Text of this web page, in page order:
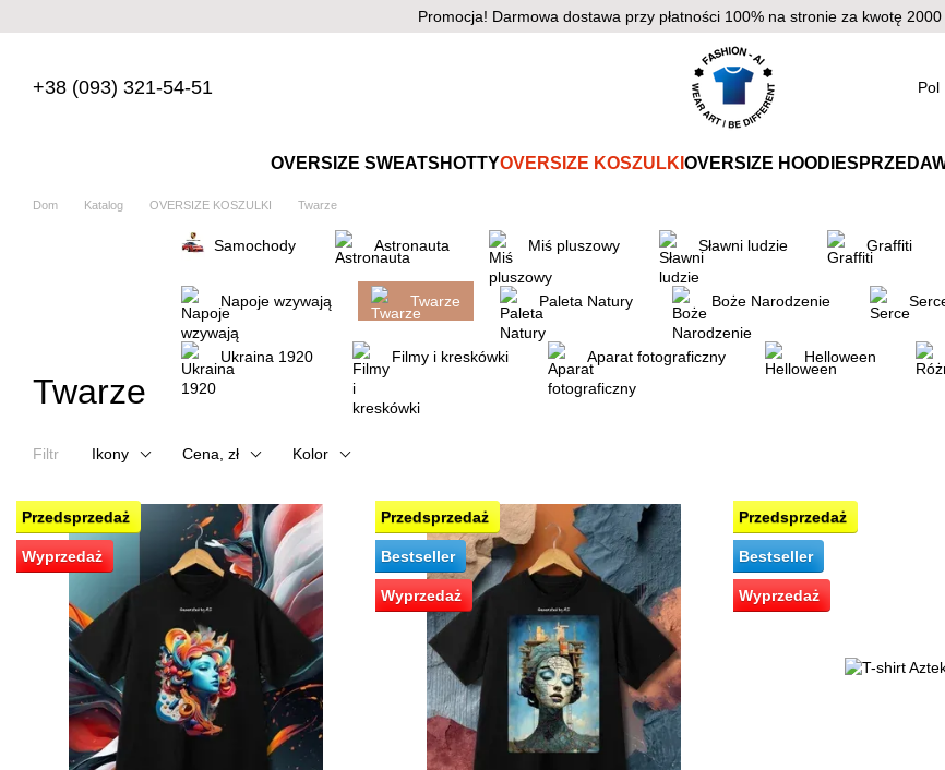
Promocja! Darmowa dostawa przy płatności 100% na stronie za kwotę
+38 (093) 321-54-51 Pol
OVERSIZE SWEATSHOTTYOVERSIZE KOSZULKI OVERSIZE HOODIE
Dom Katalog OVERSIZE KOSZULKI Twarze
Twarze
Samochody Astronauta Miś pluszowy Sławni ludzie Graffiti
Napoje wzywają Twarze Paleta Natury Boże Narodzenie
Ukraina 1920 Filmy i kreskówki Aparat fotograficzny Helloween
Filtr Ikony Cena, zł Kolor
Przedsprzedaż
Wyprzedaż
Przedsprzedaż
Bestseller
Wyprzedaż
Przedsprzedaż
Bestseller
Wyprzedaż